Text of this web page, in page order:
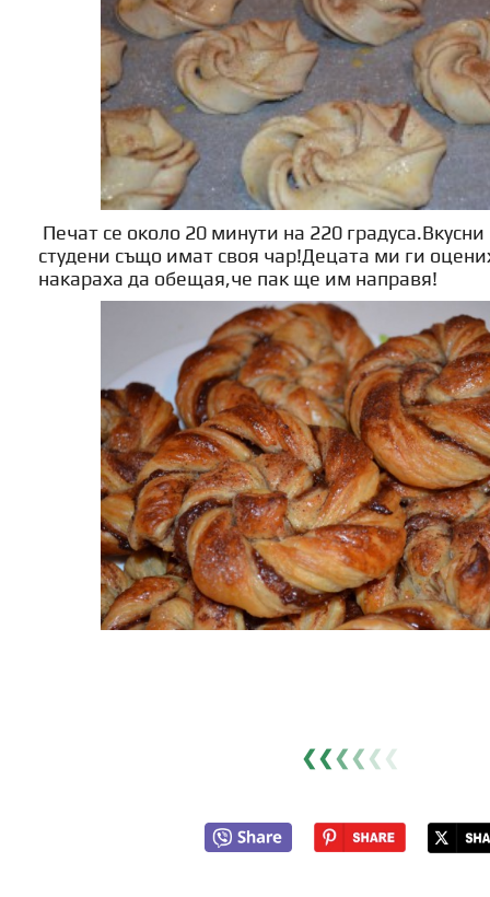
Печат се около 20 минути на 220
студени също имат своя чар!Децата ми ги
накараха да обещая,че пак ще им направя!
❮❮❮ ❮ ❮ ❮